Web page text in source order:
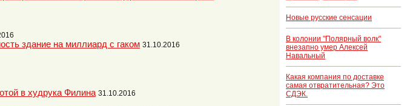
здание на миллиард с гаком 31.10.2016
в худрука Филина 31.10.2016
Новые русские сенсации
В колонии "Полярный волк"
внезапно умер Алексей
Навальный
Какая компания по доставке
самая отвратительная? Это
СДЭК.